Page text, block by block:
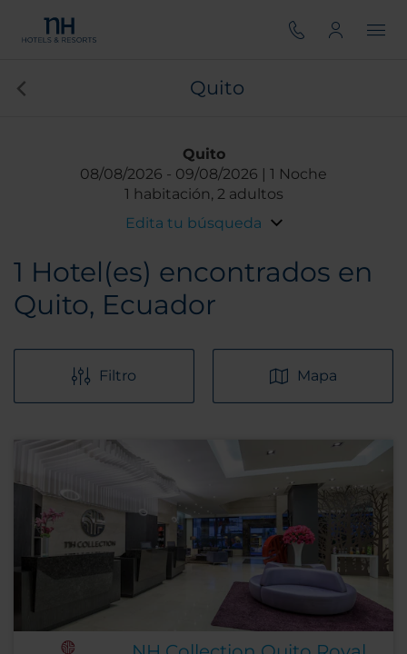
Quito
Quito
08/08/2026
09/08/2026
1 Noche
1 habitación, 2 adultos
Edita tu búsqueda
1 Hotel(es) encontrados en
Quito, Ecuador
Filtro Mapa